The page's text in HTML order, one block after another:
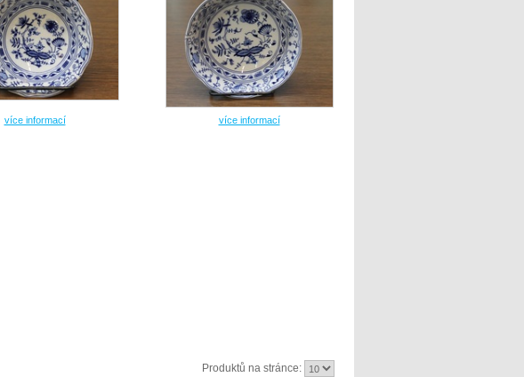
více informací více informací
Produktů na stránce: